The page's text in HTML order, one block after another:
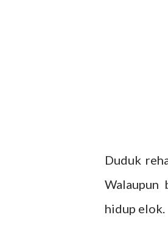
Duduk
Walaupun
hidup elok.